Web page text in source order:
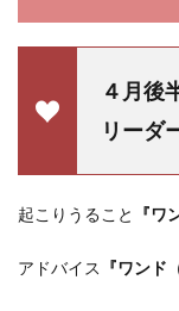
４月後
リーダ
起こりうること 『ワ
アドバイス 『ワンド